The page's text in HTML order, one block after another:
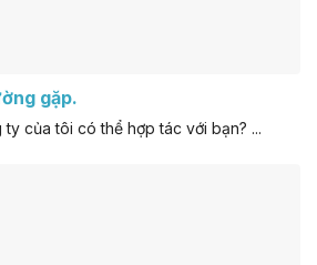
gặp.
của tôi có thể hợp tác với bạn? ...